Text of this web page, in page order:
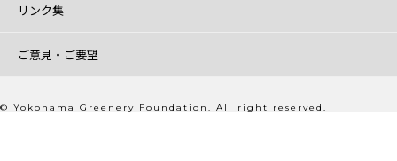
リンク集
ご意見・ご要望
© Yokohama Greenery Foundation. All right reserved.